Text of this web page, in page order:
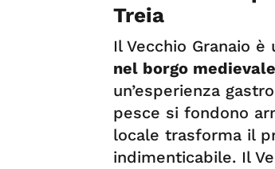
Treia
Il Vecchio Granaio
nel borgo
un’esperienza
pesce si fondono
locale trasforma il
indimenticabile. Il